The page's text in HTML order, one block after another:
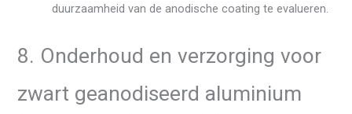
duurzaamheid van de anodische coating te evalueren.
8. Onderhoud en verzorging voor
zwart geanodiseerd aluminium